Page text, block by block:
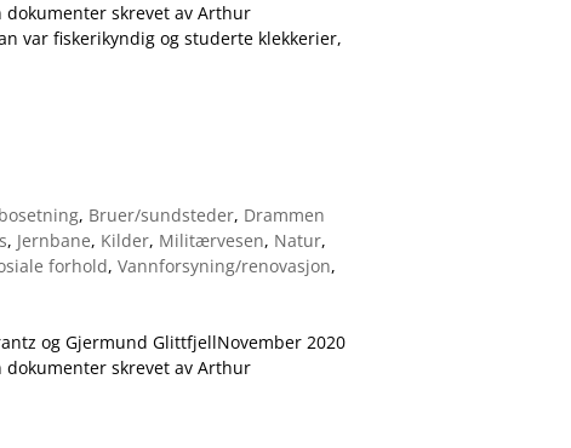
dokumenter skrevet av Arthur
var fiskerikyndig og studerte klekkerier,
, Bruer/sundsteder, Drammen
, Jernbane, Kilder, Militærvesen, Natur,
forhold,Vannforsyning/renovasjon,
og Gjermund GlittfjellNovember 2020
dokumenter skrevet av Arthur